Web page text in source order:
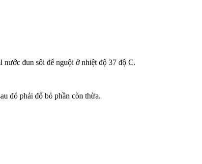
nước đun sôi để nguội ở nhiệt độ 37 độ C.
đó phải đổ bỏ phần còn thừa.